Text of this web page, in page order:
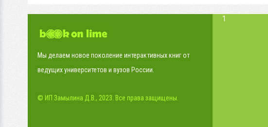
Мы делаем новое поколение интерактивных книг от
ведущих университетов и вузов России.
© ИП Замылина Д.В., 2023. Все права защищены.
1